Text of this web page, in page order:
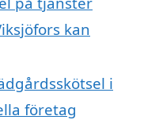
kan
i
företag